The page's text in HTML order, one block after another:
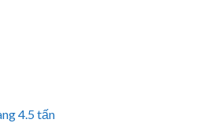
4.5 tấn